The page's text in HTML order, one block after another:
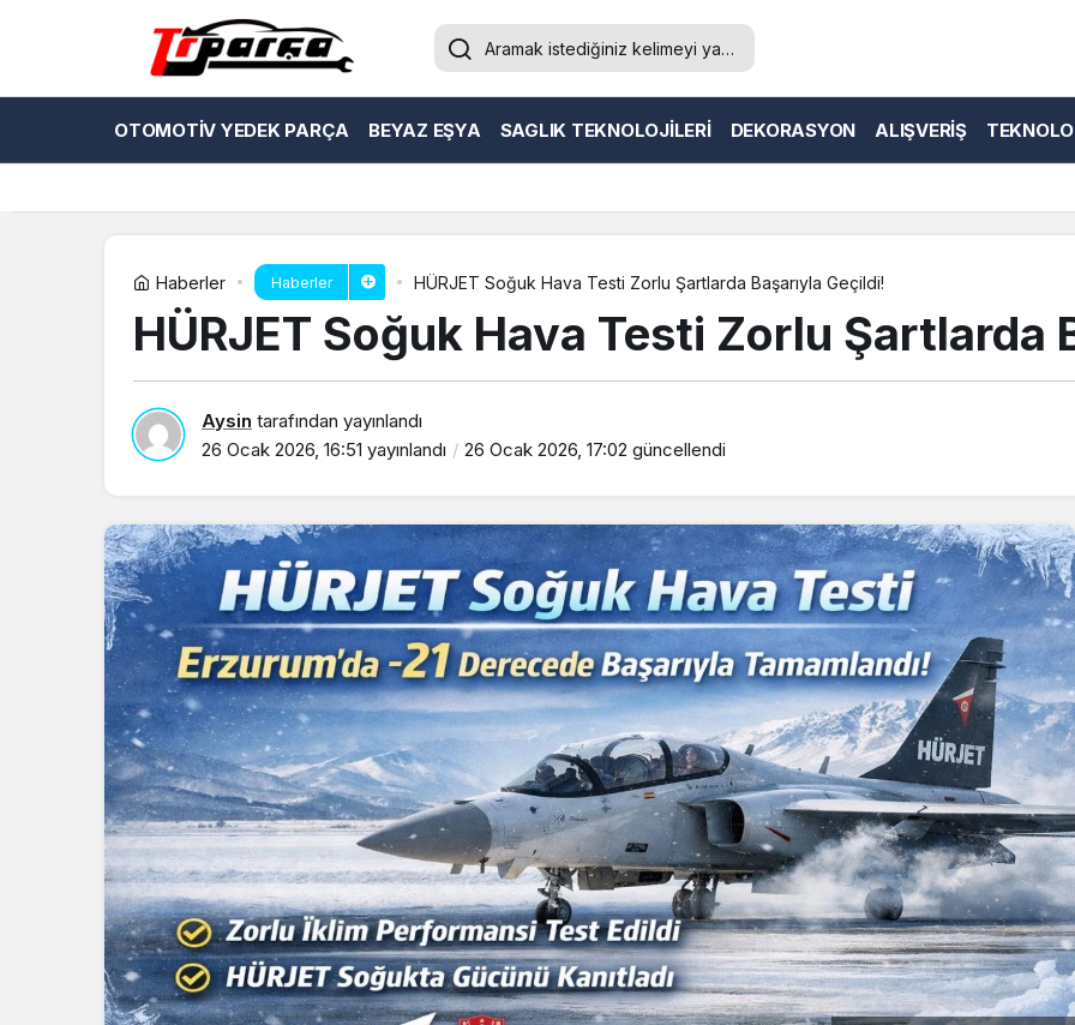
OTOMOTIV YEDEK PARÇA BEYAZ EŞYA SAGLIK TEKNOLOJILERI DEKORASYON ALIŞVERIŞ
Haberler Haberler HÜRJET Soğuk Hava Testi Zorlu Şartlarda Başarıyla Geçildi!
HÜRJET Soğuk Hava Testi Zorlu Şartlarda
Aysin tarafından yayınlandı
26 Ocak 2026, 16:51 yayınlandı 26 Ocak 2026, 17:02 güncellendi